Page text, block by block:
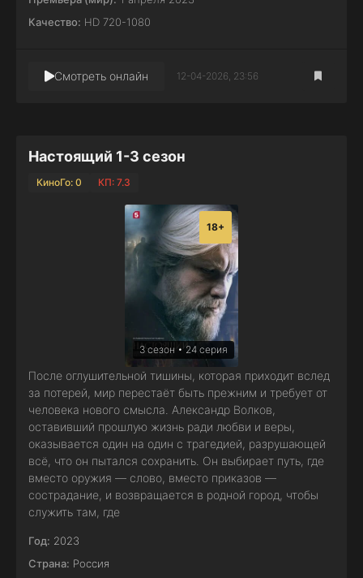
Качество: HD 720-1080
Смотреть онлайн 12-04-2026, 23:56
Настоящий 1-3 сезон
КиноГо: 0 КП: 7.3
3 сезон • 24 серия
18+
После оглушительной тишины, которая приходит вслед
за потерей, мир перестаёт быть прежним и требует от
человека нового смысла. Александр Волков,
оставивший прошлую жизнь ради любви и веры,
оказывается один на один с трагедией, разрушающей
всё, что он пытался сохранить. Он выбирает путь, где
вместо оружия — слово, вместо приказов —
сострадание, и возвращается в родной город, чтобы
служить там, где
Год: 2023
Страна: Россия